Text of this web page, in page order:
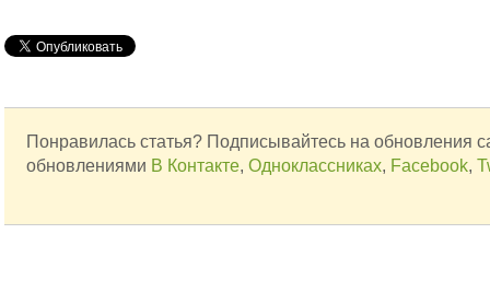
Понравилась статья? Подписывайтесь на обновления
обновлениями В Контакте,Одноклассниках, Facebook,